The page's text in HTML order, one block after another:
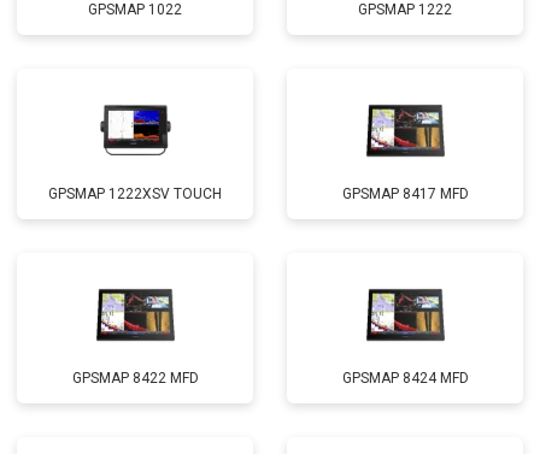
GPSMAP 1022 GPSMAP 1222
GPSMAP 1222XSV TOUCH GPSMAP 8417 MFD
GPSMAP 8422 MFD GPSMAP 8424 MFD